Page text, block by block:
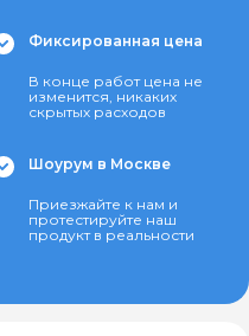
Фиксированная цена
В конце работ цена не
изменится, никаких
скрытых расходов
Шоурум в Москве
Приезжайте к нам и
протестируйте наш
продукт в реальности